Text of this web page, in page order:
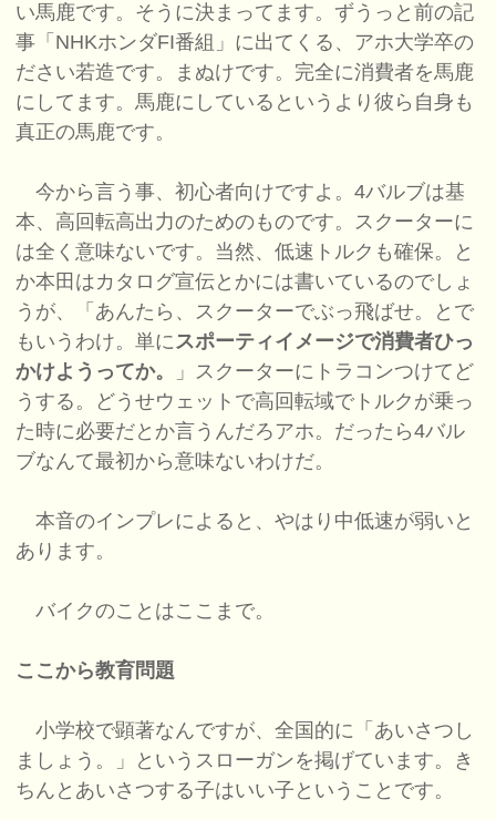
い馬鹿です。そうに決まってます。ずうっと前の記
事「NHKホンダFI番組」に出てくる、アホ大学卒の
ださい若造です。まぬけです。完全に消費者を馬鹿
にしてます。馬鹿にしているというより彼ら自身も
真正の馬鹿です。
今から言う事、初心者向けですよ。4バルブは基
本、高回転高出力のためのものです。スクーターに
は全く意味ないです。当然、低速トルクも確保。と
か本田はカタログ宣伝とかには書いているのでしょ
うが、「あんたら、スクーターでぶっ飛ばせ。とで
もいうわけ。単にスポーティイメージで消費者ひっ
かけようってか。
」スクーターにトラコンつけてど
うする。どうせウェットで高回転域でトルクが乗っ
た時に必要だとか言うんだろアホ。だったら4バル
ブなんて最初から意味ないわけだ。
本音のインプレによると、やはり中低速が弱いと
あります。
バイクのことはここまで。
ここから教育問題
小学校で顕著なんですが、全国的に「あいさつし
ましょう。」というスローガンを掲げています。き
ちんとあいさつする子はいい子ということです。